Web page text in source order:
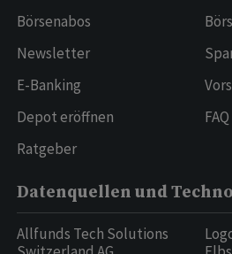
Börsenabos
Newsletter
E-Banking
Depot eröffnen
Ratgeber
FAQ
Datenquellen und
Allfunds Tech Solutions